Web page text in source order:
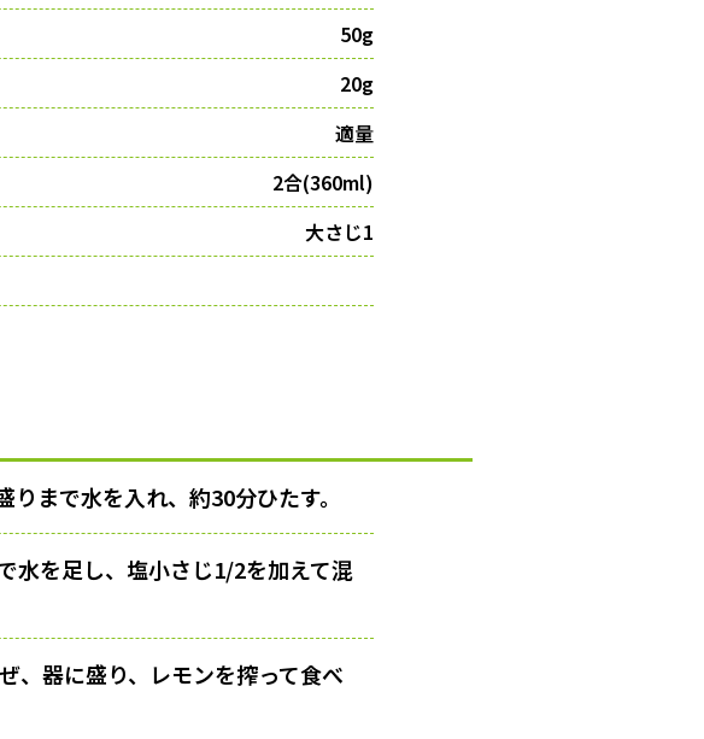
50g
20g
適量
2合(360ml)
大さじ1
まで水を入れ、約30分ひたす。
水を足し、塩小さじ1/2を加えて混
、器に盛り、レモンを搾って食べ